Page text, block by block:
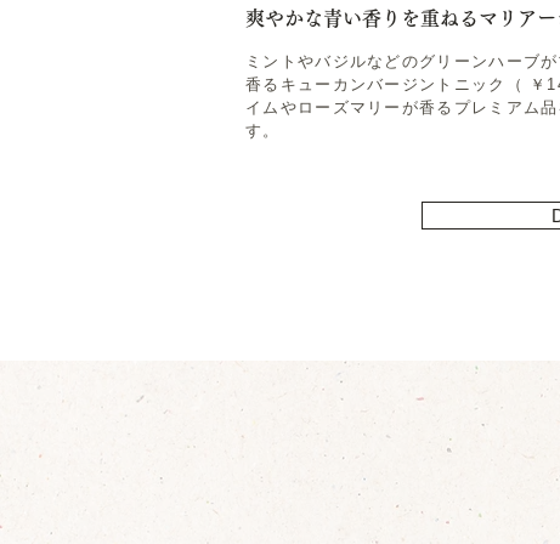
爽やかな青い香りを重ねるマリア
ミントやバジルなどのグリーンハーブ
香るキューカンバージントニック（ ￥
イムやローズマリーが香るプレミアム
す。